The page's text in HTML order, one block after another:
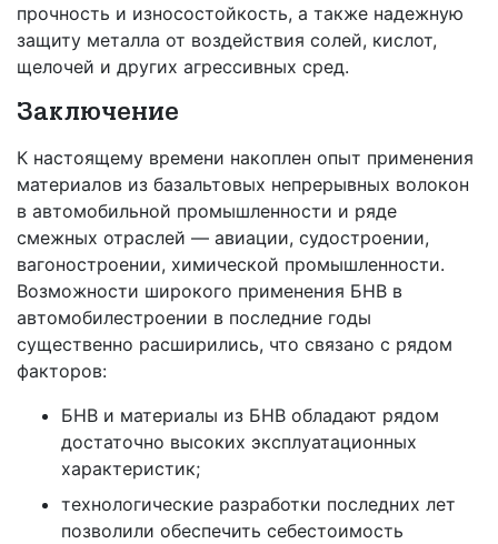
прочность и износостойкость, а также надежную
защиту металла от воздействия солей, кислот,
щелочей и других агрессивных сред.
Заключение
К настоящему времени накоплен опыт применения
материалов из базальтовых непрерывных волокон
в автомобильной промышленности и ряде
смежных отраслей — авиации, судостроении,
вагоностроении, химической промышленности.
Возможности широкого применения БНВ в
автомобилестроении в последние годы
существенно расширились, что связано с рядом
факторов:
БНВ и материалы из БНВ обладают рядом
достаточно высоких эксплуатационных
характеристик;
технологические разработки последних лет
позволили обеспечить себестоимость